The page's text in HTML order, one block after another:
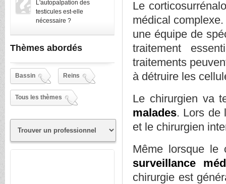
L'autopalpation des
testicules est-elle
nécessaire ?
Thèmes abordés
Bassin Reins
Tous les thèmes
Le
médical
une équipe de
traitement
traitements
à détruire les
Le chirurgien va
malades. Lors de
et le chirurgien
Même lorsque le
surveillance
chirurgie est